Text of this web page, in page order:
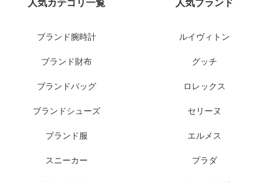
人気カテゴリ一覧
ブランド腕時計
ブランド財布
ブランドバッグ
ブランドシューズ
ブランド服
スニーカー
人気ブランド
ルイヴィトン
グッチ
ロレックス
セリーヌ
エルメス
プラダ